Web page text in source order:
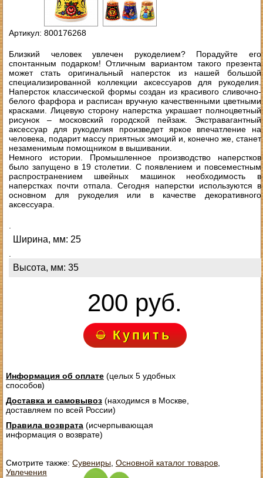
Артикул: 800176268
Близкий человек увлечен рукоделием? Порадуйте его
спонтанным подарком! Отличным вариантом такого презента
может стать оригинальный наперсток из нашей большой
специализированной коллекции аксессуаров для рукоделия.
Наперсток классической формы создан из красивого сливочно-
белого фарфора и расписан вручную качественными цветными
красками. Лицевую сторону наперстка украшает полноцветный
рисунок – московский городской пейзаж. Экстравагантный
аксессуар для рукоделия произведет яркое впечатление на
человека, подарит массу приятных эмоций и, конечно же, станет
незаменимым помощником в вышивании.
Немного истории. Промышленное производство наперстков
было запущено в 19 столетии. С появлением и повсеместным
распространением швейных машинок необходимость в
наперстках почти отпала. Сегодня наперстки используются в
основном для рукоделия или в качестве декоративного
аксессуара.
Ширина, мм: 25
Высота, мм: 35
200 руб.
Купить
Информация об оплате(целых 5 удобных
способов)
Доставка и самовывоз(находимся в Москве,
доставляем по всей России)
Правила возврата(исчерпывающая
информация о возврате)
Смотрите также: Сувениры, Основной каталог товаров,
Увлечения